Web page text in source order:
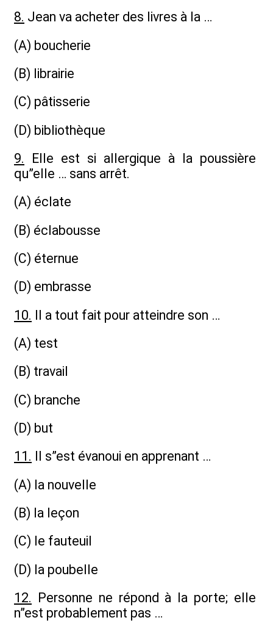
8. Jean va acheter des livres à la …
(A) boucherie
(B) librairie
(C) pâtisserie
(D) bibliothèque
9. Elle est si allergique à la poussière
qu”elle … sans arrêt.
(A) éclate
(B) éclabousse
(C) éternue
(D) embrasse
10. Il a tout fait pour atteindre son …
(A) test
(B) travail
(C) branche
(D) but
11. Il s”est évanoui en apprenant …
(A) la nouvelle
(B) la leçon
(C) le fauteuil
(D) la poubelle
12. Personne ne répond à la porte; elle
n”est probablement pas …